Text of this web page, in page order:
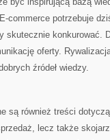
commerce potrzebuje
skutecznie konkurować.
oferty.
źródeł wiedzy.
są również treści
lecz także